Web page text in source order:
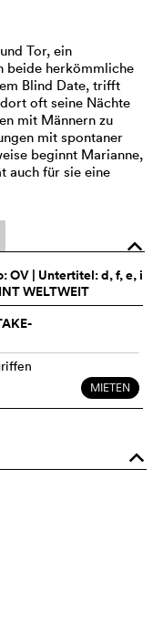
Tor, ein
beide herkömmliche
Blind Date, trifft
oft seine Nächte
mit Männern zu
mit spontaner
beginnt Marianne,
auch für sie eine
o
OV | Untertitel: d, f, e, i
WELTWEIT
MIETEN
o